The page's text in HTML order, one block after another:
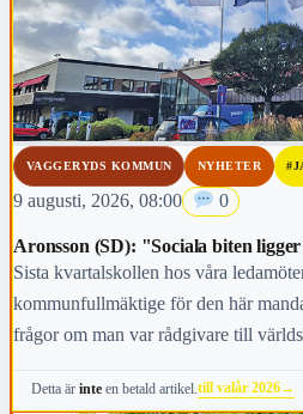
VAGGERYDS KOMMUN NYHETER
9 augusti, 2026, 08:00 0
Aronsson (SD): "Sociala biten
Sista kvartalskollen hos våra
kommunfullmäktige för den här
frågor om man var rådgivare till
viktigast för kommunens invånare i
Detta ärinte en betald artikel.till valår 2026→